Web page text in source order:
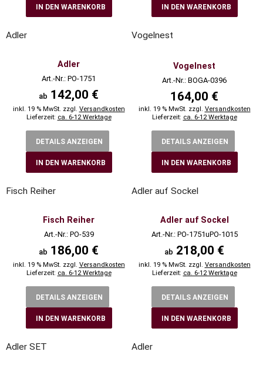
IN DEN WARENKORB IN DEN WARENKORB
Adler
Adler
Art.-Nr.: PO-1751
ab 142,00 €
inkl. 19 % MwSt. zzgl. Versandkosten
Lieferzeit: ca. 6-12 Werktage
DETAILS ANZEIGEN
IN DEN WARENKORB
Vogelnest
Vogelnest
Art.-Nr.: BOGA-0396
164,00 €
inkl. 19 % MwSt. zzgl. Versandkosten
Lieferzeit: ca. 6-12 Werktage
DETAILS ANZEIGEN
IN DEN WARENKORB
Fisch Reiher
Fisch Reiher
Art.-Nr.: PO-539
ab 186,00 €
inkl. 19 % MwSt. zzgl. Versandkosten
Lieferzeit: ca. 6-12 Werktage
DETAILS ANZEIGEN
IN DEN WARENKORB
Adler auf Sockel
Adler auf Sockel
Art.-Nr.: PO-1751uPO-1015
ab 218,00 €
inkl. 19 % MwSt. zzgl. Versandkosten
Lieferzeit: ca. 6-12 Werktage
DETAILS ANZEIGEN
IN DEN WARENKORB
Adler SET Adler